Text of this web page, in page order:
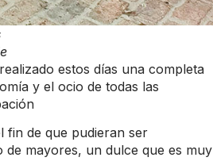
estos días una completa
y el ocio de todas las
fin de que pudieran ser
mayores, un dulce que es muy